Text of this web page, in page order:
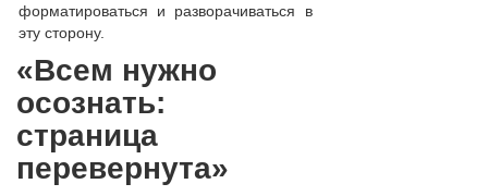
форматироваться и разворачиваться в
эту сторону.
«Всем нужно
осознать:
страница
перевернута»